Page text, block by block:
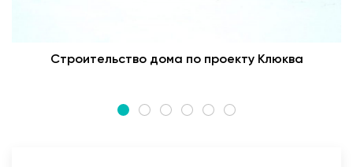
Строительство дома по проекту Клюква